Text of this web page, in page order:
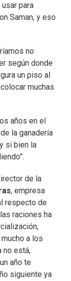
para
Saman, y eso
no
según donde
un piso al
muchas
años en el
la ganadería
si bien la
de la
, empresa
respecto de
raciones ha
a los
no está,
año te
siguiente ya